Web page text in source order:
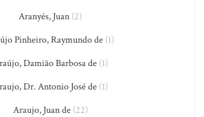
Aranyés, Juan (2)
Pinheiro, Raymundo de (1)
Damião Barbosa de(1)
Dr. Antonio José de(1)
Araujo, Juan de(22)